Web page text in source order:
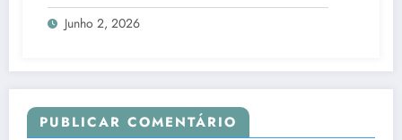
Junho 2, 2026
PUBLICAR COMENTÁRIO